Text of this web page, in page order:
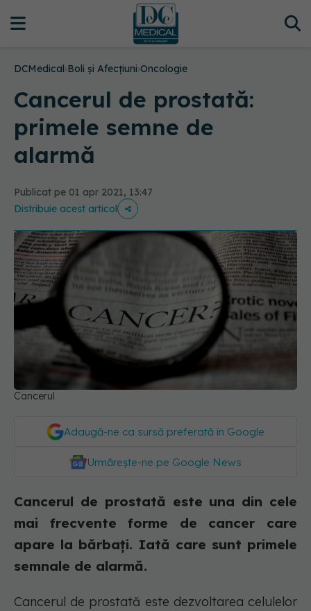
DCMedical›Boli și Afecțiuni›Oncologie
Cancerul de prostată:
primele semne de
alarmă
Publicat pe 01 apr 2021, 13:47
Distribuie acest articol
Cancerul
Adaugă-ne ca sursă preferată în Google
Urmărește-ne pe Google News
Cancerul de prostată este una din cele
mai frecvente forme de cancer care
apare la bărbați. Iată care sunt primele
semnale de alarmă.
Cancerul de prostată este dezvoltarea celulelor